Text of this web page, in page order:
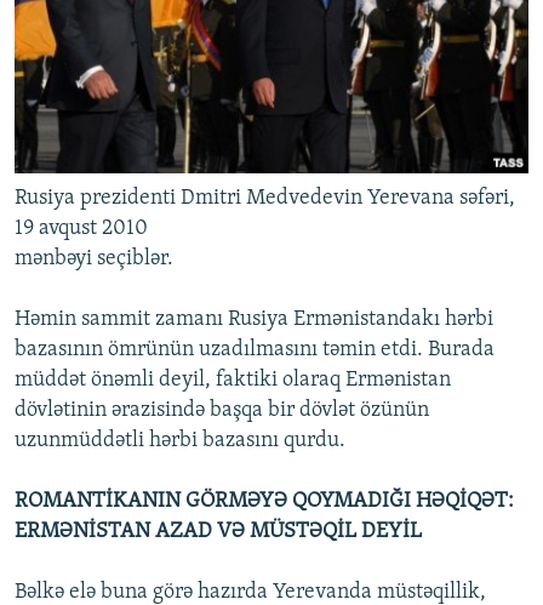
Rusiya prezidenti Dmitri Medvedevin Yerevana səfəri,
19 avqust 2010
mənbəyi seçiblər.
Həmin sammit zamanı Rusiya Ermənistandakı hərbi
bazasının ömrünün uzadılmasını təmin etdi. Burada
müddət önəmli deyil, faktiki olaraq Ermənistan
dövlətinin ərazisində başqa bir dövlət özünün
uzunmüddətli hərbi bazasını qurdu.
ROMANTİKANIN GÖRMƏYƏ QOYMADIĞI HƏQİQƏT:
ERMƏNİSTAN AZAD VƏ MÜSTƏQİL DEYİL
Bəlkə elə buna görə hazırda Yerevanda müstəqillik,